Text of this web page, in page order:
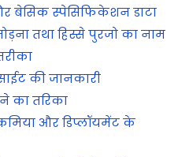
बेसिक स्पेसिफिकेशन डाटा
तथा हिस्से पुरजो का नाम
की जानकारी
का तरिका
और डिप्लॉयमेंट के